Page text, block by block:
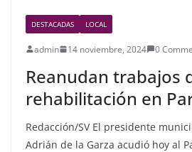
o
o
k
DESTACADAS LOCAL
admin 14 noviembre, 2024 0
Reanudan trabajos
rehabilitación en
Redacción/SV El presidente
Adrián de la Garza acudió hoy al